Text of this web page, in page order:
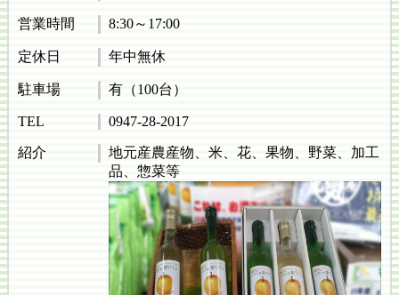
営業時間 8:30～17:00
定休日 年中無休
駐車場 有（100台）
TEL 0947-28-2017
紹介
地元産農産物、米、花、果物、野菜、加工
品、惣菜等